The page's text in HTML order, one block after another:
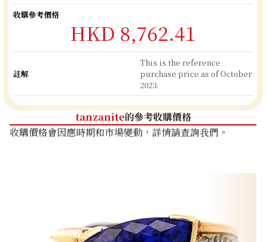
收購參考價格
HKD 8,762.41
註解
This is the reference
purchase price as of October
2023.
tanzanite的參考收購價格
收購價格會因應時期和市場變動，詳情請查詢我們。